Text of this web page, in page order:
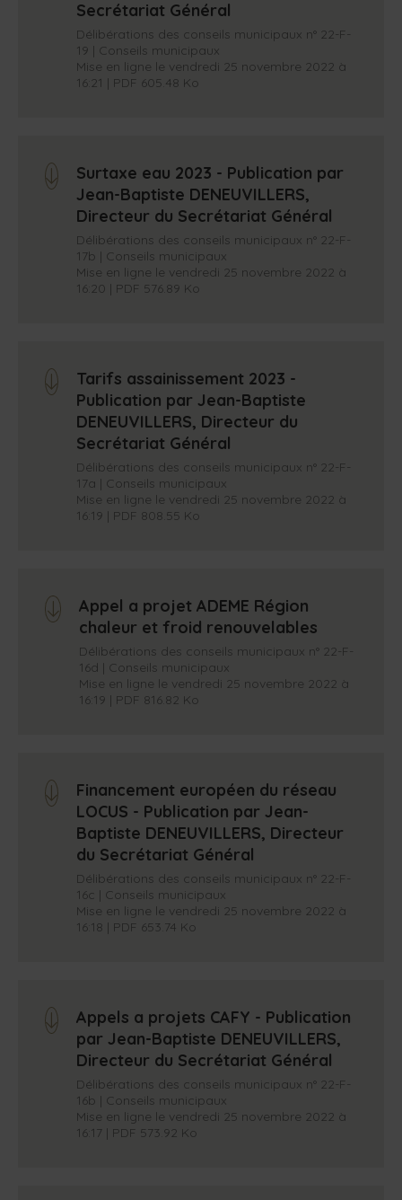
Secrétariat Général
Délibérations des conseils municipaux n° 22-F-
19 | Conseils municipaux
Mise en ligne le vendredi 25 novembre 2022 à
16:21 | PDF 605.48 Ko
arrow_down
Surtaxe eau 2023 - Publication par
Jean-Baptiste DENEUVILLERS,
Directeur du Secrétariat Général
Délibérations des conseils municipaux n° 22-F-
17b | Conseils municipaux
Mise en ligne le vendredi 25 novembre 2022 à
16:20 | PDF 576.89 Ko
arrow_down
Tarifs assainissement 2023 -
Publication par Jean-Baptiste
DENEUVILLERS, Directeur du
Secrétariat Général
Délibérations des conseils municipaux n° 22-F-
17a | Conseils municipaux
Mise en ligne le vendredi 25 novembre 2022 à
16:19 | PDF 808.55 Ko
arrow_down
Appel a projet ADEME Région
chaleur et froid renouvelables
Délibérations des conseils municipaux n° 22-F-
16d | Conseils municipaux
Mise en ligne le vendredi 25 novembre 2022 à
16:19 | PDF 816.82 Ko
arrow_down
Financement européen du réseau
LOCUS - Publication par Jean-
Baptiste DENEUVILLERS, Directeur
du Secrétariat Général
Délibérations des conseils municipaux n° 22-F-
16c | Conseils municipaux
Mise en ligne le vendredi 25 novembre 2022 à
16:18 | PDF 653.74 Ko
arrow_down
Appels a projets CAFY - Publication
par Jean-Baptiste DENEUVILLERS,
Directeur du Secrétariat Général
Délibérations des conseils municipaux n° 22-F-
16b | Conseils municipaux
Mise en ligne le vendredi 25 novembre 2022 à
16:17 | PDF 573.92 Ko